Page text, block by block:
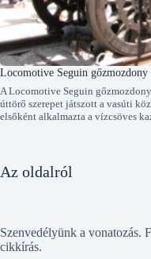
Locomotive Seguin gőzmozdony
A Locomotive Seguin
úttörő szerepet játszott a vasúti
elsőként alkalmazta a vízcsöves
Az oldalról
Szenvedélyünk a vonatozás.
cikkírás.